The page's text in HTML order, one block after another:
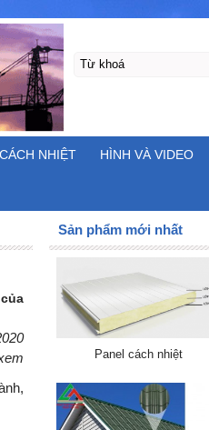
Sản phẩm mới nhất
Panel cách nhiệt
CÁCH NHIỆT HÌNH VÀ VIDEO